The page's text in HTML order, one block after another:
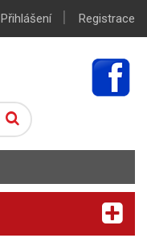
Přihlášení | Registrace